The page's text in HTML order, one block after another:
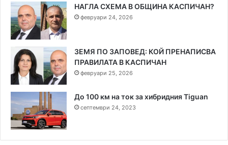
НАГЛА СХЕМА В ОБЩИНА КАСПИЧАН?
февруари 24, 2026
ЗЕМЯ ПО ЗАПОВЕД: КОЙ ПРЕНАПИСВА
ПРАВИЛАТА В КАСПИЧАН
февруари 25, 2026
До 100 км на ток за хибридния Tiguan
септември 24, 2023